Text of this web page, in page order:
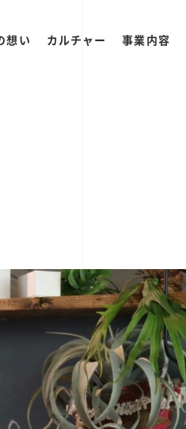
想い カルチャー 事業内容